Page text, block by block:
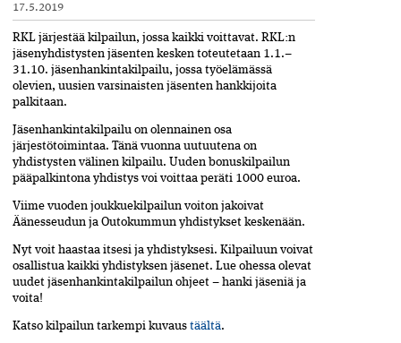
17.5.2019
RKL järjestää kilpailun, jossa kaikki voittavat. RKL:n
jäsenyhdistysten jäsenten kesken toteutetaan 1.1.–
31.10. jäsenhankintakilpailu, jossa työelämässä
olevien, uusien varsinaisten jäsenten hankkijoita
palkitaan.
Jäsenhankintakilpailu on olennainen osa
järjestötoimintaa. Tänä vuonna uutuutena on
yhdistysten välinen kilpailu. Uuden bonuskilpailun
pääpalkintona yhdistys voi voittaa peräti 1000 euroa.
Viime vuoden joukkuekilpailun voiton jakoivat
Äänesseudun ja Outokummun yhdistykset keskenään.
Nyt voit haastaa itsesi ja yhdistyksesi. Kilpailuun voivat
osallistua kaikki yhdistyksen jäsenet. Lue ohessa olevat
uudet jäsenhankintakilpailun ohjeet – hanki jäseniä ja
voita!
Katso kilpailun tarkempi kuvaus täältä.